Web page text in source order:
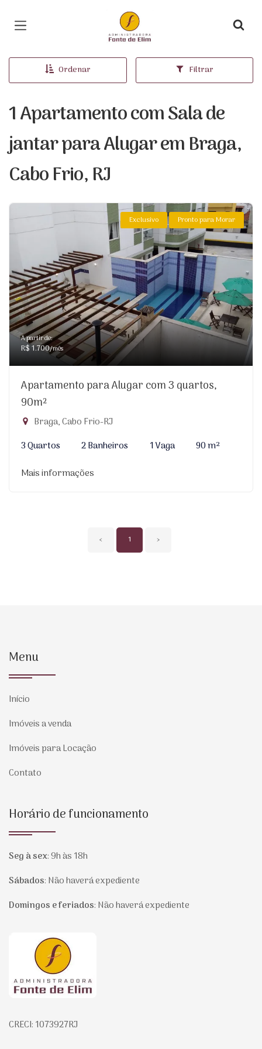
Página inicial
Ordenar Filtrar
1 Apartamento com Sala de
jantar para Alugar em Braga,
Cabo Frio, RJ
Exclusivo Pronto para Morar
A partir de:
R$ 1.700/mês
Apartamento para Alugar com 3 quartos,
90m²
Braga, Cabo Frio-RJ
3 Quartos
2 Banheiros 1 Vaga
90 m²
Mais informações
‹ 1 ›
Menu
Início
Imóveis a venda
Imóveis para Locação
Contato
Horário de funcionamento
Seg à sex:9h às 18h
Sábados: Não haverá expediente
Domingos e feriados: Não haverá expediente
Página inicial
CRECI: 1073927RJ